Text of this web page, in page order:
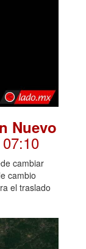
Nuevo
cambiar
cambio
el traslado